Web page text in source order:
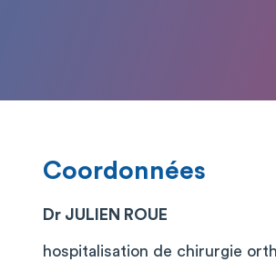
Coordonnées
Dr JULIEN ROUE
hospitalisation de chirurgie